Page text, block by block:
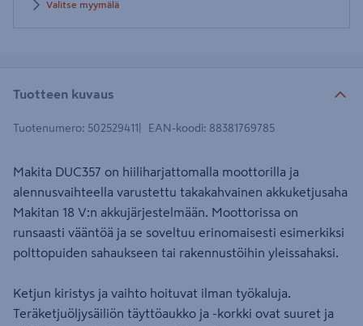
Valitse myymälä
Tuotteen kuvaus
Tuotenumero: 502529411 EAN-koodi: 88381769785
Makita DUC357 on hiiliharjattomalla moottorilla ja
alennusvaihteella varustettu takakahvainen akkuketjusaha
Makitan 18 V:n akkujärjestelmään. Moottorissa on
runsaasti vääntöä ja se soveltuu erinomaisesti esimerkiksi
polttopuiden sahaukseen tai rakennustöihin yleissahaksi.
Ketjun kiristys ja vaihto hoituvat ilman työkaluja.
Teräketjuöljysäiliön täyttöaukko ja -korkki ovat suuret ja